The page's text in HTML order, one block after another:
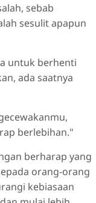
sebab
sesulit apapun
untuk berhenti
ada saatnya
berlebihan."
berharap yang
orang-orang
kebiasaan